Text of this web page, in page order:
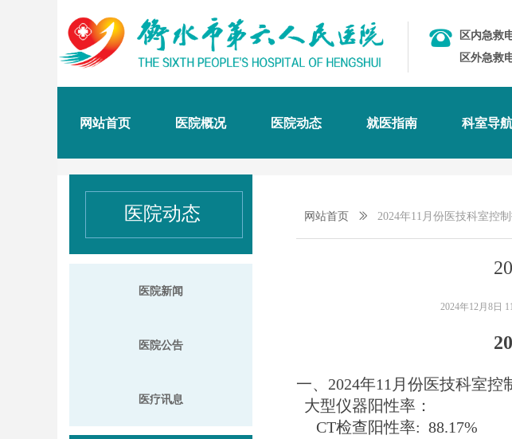
区内急救
区外急救
网站首页 医院概况 医院动态 就医指南 科室导航
网站首页 ꅀ 2024年11月份医技科室控
一、 2024年11 月份医技科室控
大型仪器阳性率：
CT检查阳性率: 88.17%
2024年12月8日
医院动态
医院新闻
医院公告
医疗讯息